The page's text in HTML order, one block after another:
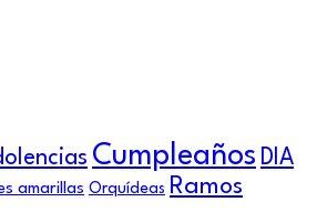
Cumpleaños DIA
amarillas Orquídeas Ramos